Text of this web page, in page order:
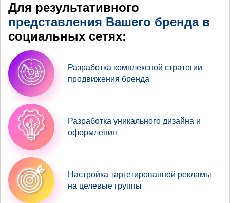
Для результативного
представления Вашего бренда в
социальных сетях:
Разработка комплексной стратегии
продвижения бренда
Разработка уникального дизайна и
оформления
Настройка таргетированной рекламы
на целевые группы